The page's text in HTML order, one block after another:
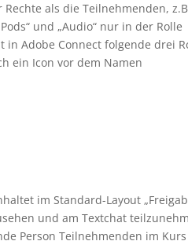
als die Teilnehmenden,
und „Audio“ nur in der Rolle
in Adobe Connect folgende drei
ein Icon vor dem Namen
im Standard-Layout
und am Textchat
Person Teilnehmenden im Kurs